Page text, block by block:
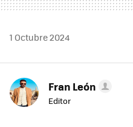
1 Octubre 2024
Fran León
Editor